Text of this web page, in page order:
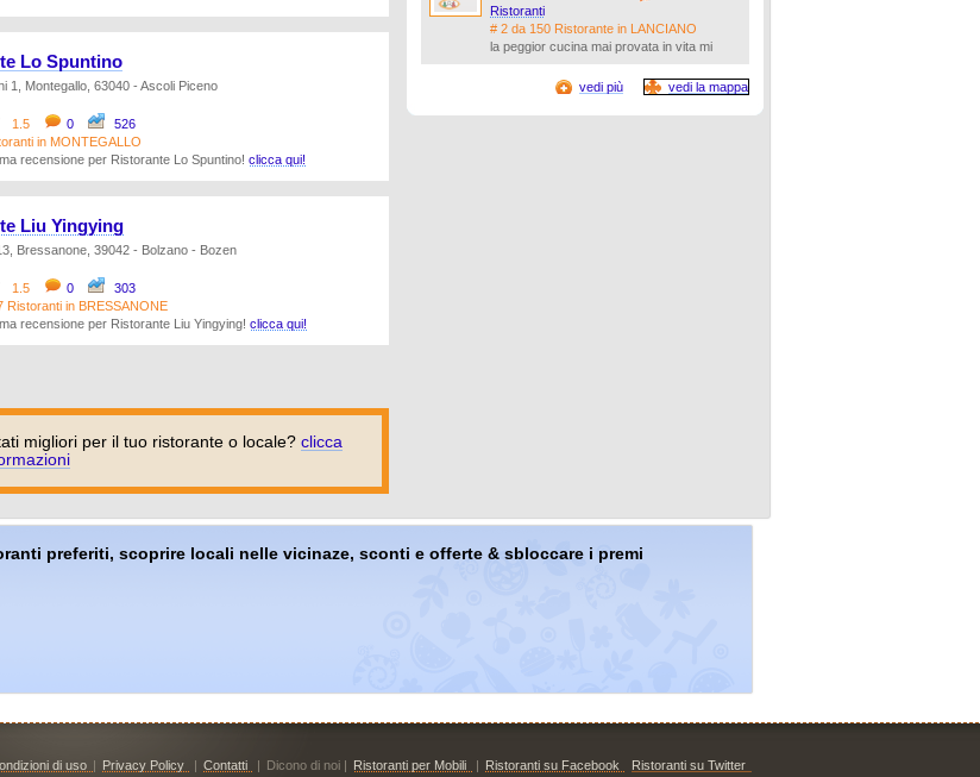
Lo Spuntino
1, Montegallo, 63040 - Ascoli Piceno
1.5
0
526
in MONTEGALLO
recensione per Ristorante Lo Spuntino! clicca qui!
Liu Yingying
Bressanone, 39042 - Bolzano - Bozen
1.5
0
303
Ristoranti in BRESSANONE
recensione per Ristorante Liu Yingying! clicca qui!
migliori per il tuo ristorante o locale? clicca
Ristoranti
# 2 da 150 Ristorante in LANCIANO
la peggior cucina mai provata in vita mi
vedi più vedi la mappa
preferiti, scoprire locali nelle vicinaze, sconti e offerte & sbloccare i premi
di uso | Privacy Policy | Contatti | Dicono di noi | Ristoranti per Mobili | Ristoranti su Facebook Ristoranti su Twitter